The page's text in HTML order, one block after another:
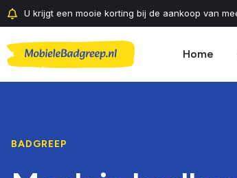
U krijgt een mooie korting bij de aankoop van
Home
BADGREEP